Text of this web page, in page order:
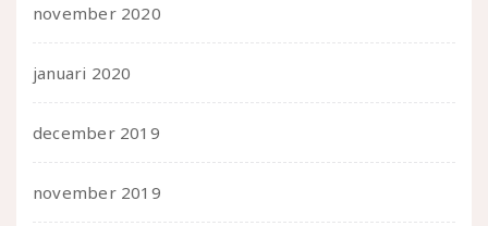
november 2020
januari 2020
december 2019
november 2019